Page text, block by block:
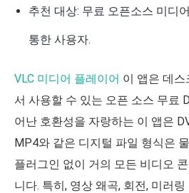
추천 대상: 무료 오픈소스 미디
통한 사용자.
VLC 미디어 플레이어 이 앱은 데
서 사용할 수 있는 오픈 소스 무료
어난 호환성을 자랑하는 이 앱은
MP4와 같은 디지털 파일 형식은
플러그인 없이 거의 모든 비디오
니다. 특히, 영상 왜곡, 회전, 미러